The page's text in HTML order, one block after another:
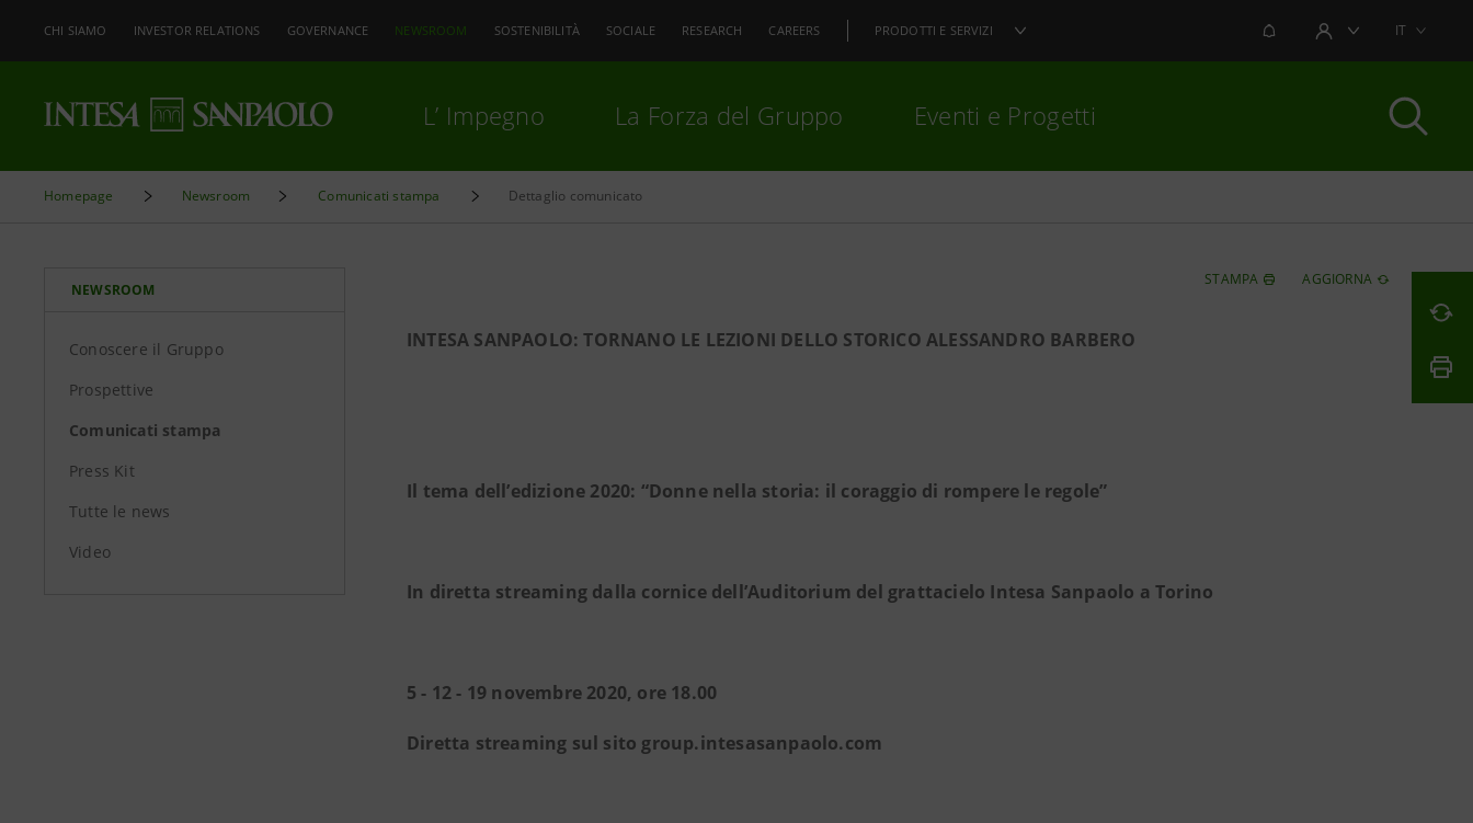
CHI SIAMO INVESTOR RELATIONS GOVERNANCE NEWSROOM SOSTENIBILITÀ SOCIALE RESEARCH CAREERS PRODOTTI E SERVIZI NOTIFICHEAREA UTENTEIT
L’ Impegno La Forza del Gruppo Eventi e Progetti
Homepage Newsroom Comunicati stampa Dettaglio comunicato
NEWSROOM
Conoscere il Gruppo
Prospettive
Comunicati stampa
Press Kit
Tutte le news
Video
STAMPA AGGIORNA
INTESA SANPAOLO: TORNANO LE LEZIONI DELLO STORICO ALESSANDRO BARBERO
Il tema dell’edizione 2020: “Donne nella storia: il coraggio di rompere le regole”
In diretta streaming dalla cornice dell’Auditorium del grattacielo Intesa Sanpaolo a Torino
5 - 12 - 19 novembre 2020, ore 18.00
Diretta streaming sul sito group.intesasanpaolo.com